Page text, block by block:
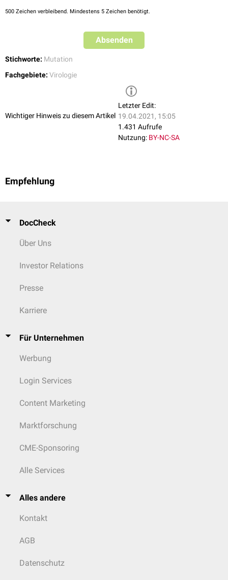
500 Zeichen verbleibend. Mindestens 5 Zeichen benötigt.
Absenden
Stichworte: Mutation
Fachgebiete: Virologie
Wichtiger Hinweis zu diesem Artikel
Letzter Edit:
19.04.2021, 15:05
1.431 Aufrufe
Nutzung: BY-NC-SA
Empfehlung
DocCheck
Über Uns
Investor Relations
Presse
Karriere
Für Unternehmen
Werbung
Login Services
Content Marketing
Marktforschung
CME-Sponsoring
Alle Services
Alles andere
Kontakt
AGB
Datenschutz